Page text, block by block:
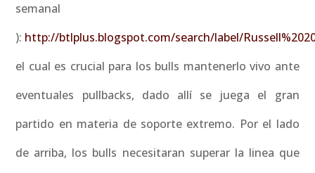
semanal
): http://btlplus.blogspot.com/search/label/
el cual es crucial para los bulls mantenerlo vivo ante
eventuales pullbacks, dado allí se juega el gran
partido en materia de soporte extremo. Por el lado
de arriba, los bulls necesitaran superar la linea que